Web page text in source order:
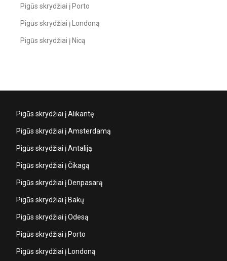
Pigūs skrydžiai į Porto
Pigūs skrydžiai į Londoną
Pigūs skrydžiai į Nicą
Pigūs skrydžiai į Alikantę
Pigūs skrydžiai į Amsterdamą
Pigūs skrydžiai į Antaliją
Pigūs skrydžiai į Čikagą
Pigūs skrydžiai į Denpasarą
Pigūs skrydžiai į Bakų
Pigūs skrydžiai į Odesą
Pigūs skrydžiai į Porto
Pigūs skrydžiai į Londoną